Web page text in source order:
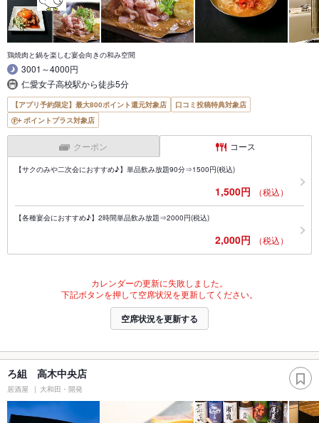
鶏焼肉と鍋を楽しむ宴会向きの和み空間
3001～4000円
仁愛女子高校駅から徒歩5分
【アプリ予約限定】最大800ポイント還元対象店
口コミ投稿特典対象店
ポイントプラス対象店
クーポン コース
【サクのみや二次会におすすめ♪】単品飲み放題90分⇒1500円(税込)
1,500円 （税込）
【各種宴会におすすめ♪】2時間単品飲み放題⇒2000円(税込)
2,000円 （税込）
カレンダーの更新に失敗しました。
下記ボタンを押して空席状況を更新してください。
空席状況を更新する
ろ組 高木中央店
居酒屋 大和田・開発